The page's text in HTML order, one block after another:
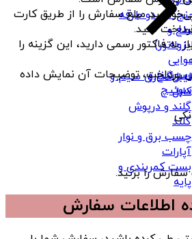
آور دو طرفه
و
و
لیبل‌گذاری سیم و
کابل
گلند و درپوش
گلند
چسب برق و نوار
آپارات
بست کمربندی و
پایه
مبلغ سفارش را از طریق کارت
کنید.
به فاکتور رسمی دارید، این گزینه را
پرداخت، توضیحات آن نمایش داده
سفارش را بزنید.